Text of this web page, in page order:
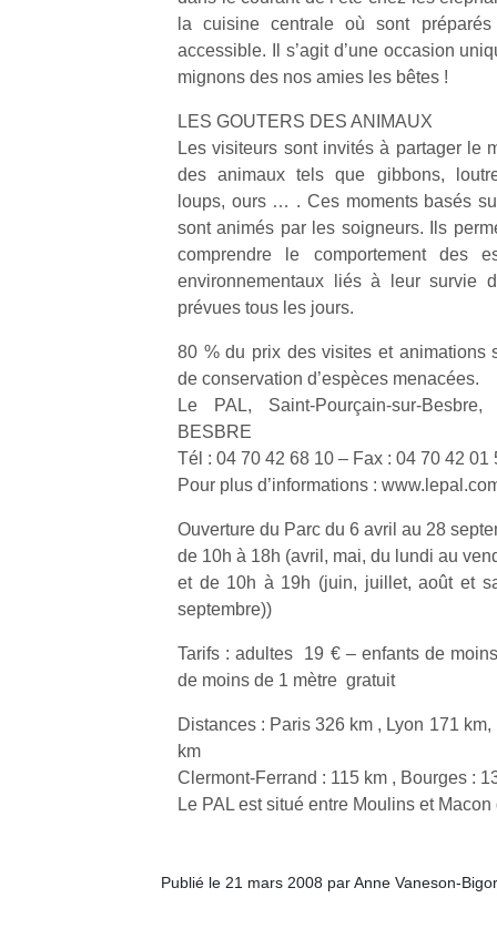
la cuisine centrale où sont
accessible. Il s’agit d’une occasion
mignons des nos amies les bêtes !
LES GOUTERS DES ANIMAUX
Les visiteurs sont invités à partager le
des animaux tels que gibbons,
loups, ours … . Ces moments basés
sont animés par les soigneurs. Ils
comprendre le comportement des
environnementaux liés à leur survie
prévues tous les jours.
80 % du prix des visites et animations
de conservation d’espèces menacées.
Le PAL, Saint-Pourçain-sur-Besbre,
BESBRE
Tél : 04 70 42 68 10 – Fax : 04 70 42 01
Pour plus d’informations :
Ouverture du Parc du 6 avril au 28
de 10h à 18h (avril, mai, du lundi au
et de 10h à 19h (juin, juillet, août et
septembre))
Tarifs : adultes 19 € – enfants de
de moins de 1 mètre gratuit
Distances : Paris 326 km , Lyon 171
km
Clermont-Ferrand : 115 km , Bourges :
Le PAL est situé entre Moulins et Macon
Publié le 21 mars 2008 par Anne Vaneson-